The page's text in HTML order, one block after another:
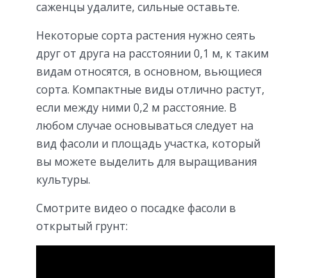
саженцы удалите, сильные оставьте.
Некоторые сорта растения нужно сеять
друг от друга на расстоянии 0,1 м, к таким
видам относятся, в основном, вьющиеся
сорта. Компактные виды отлично растут,
если между ними 0,2 м расстояние. В
любом случае основываться следует на
вид фасоли и площадь участка, который
вы можете выделить для выращивания
культуры.
Смотрите видео о посадке фасоли в
открытый грунт: